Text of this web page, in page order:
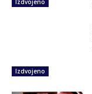
Izdvojeno
Izdvojeno